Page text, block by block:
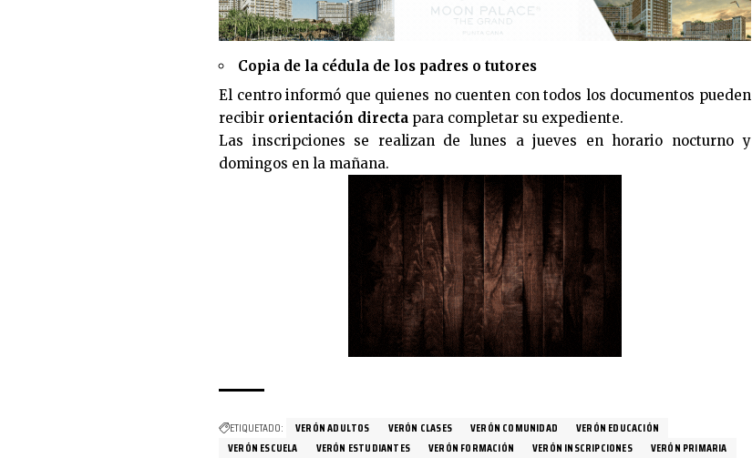
Copia de la cédula de los padres o tutores
El centro informó que quienes no cuenten con todos los documentos pueden
recibir orientación directa para completar su expediente.
Las inscripciones se realizan de lunes a jueves en horario nocturno y
domingos en la mañana.
ETIQUETADO: VERÓN ADULTOS VERÓN CLASES VERÓN COMUNIDAD
VERÓN EDUCACIÓN
VERÓN ESCUELA
VERÓN ESTUDIANTES VERÓN FORMACIÓN VERÓN INSCRIPCIONES
VERÓN PRIMARIA